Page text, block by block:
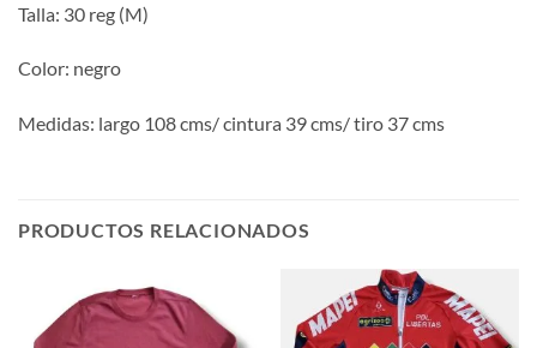
Talla: 30 reg (M)
Color: negro
Medidas: largo 108 cms/ cintura 39 cms/ tiro 37 cms
PRODUCTOS RELACIONADOS